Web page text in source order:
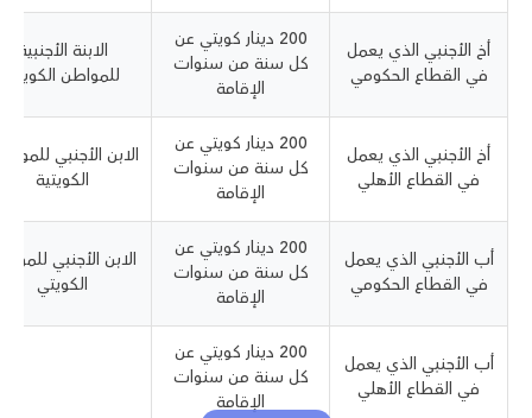
أخ الأجنبي الذي يعمل
في القطاع الحكومي
200 دينار كويتي عن
كل سنة من سنوات
الإقامة
الابنة الأجنبية
للمواطن الكويتي
أخ الأجنبي الذي يعمل
في القطاع الأهلي
200 دينار كويتي عن
كل سنة من سنوات
الإقامة
الابن الأجنبي
الكويتية
أب الأجنبي الذي يعمل
في القطاع الحكومي
200 دينار كويتي عن
كل سنة من سنوات
الإقامة
الابن الأجنبي
الكويتي
أب الأجنبي الذي يعمل
في القطاع الأهلي
200 دينار كويتي عن
كل سنة من سنوات
الإقامة